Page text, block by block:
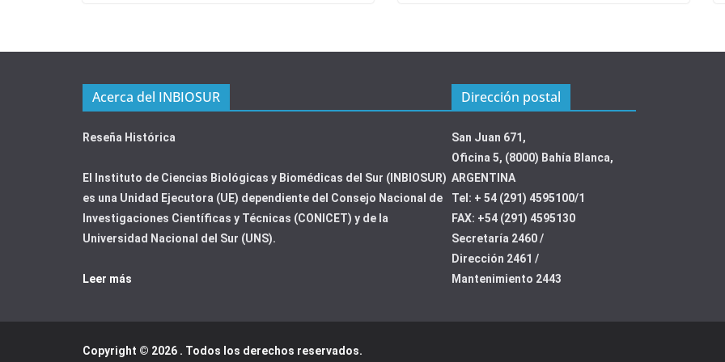
Acerca del INBIOSUR
Reseña Histórica
El Instituto de Ciencias Biológicas y Biomédicas del Sur (INBIOSUR)
es una Unidad Ejecutora (UE) dependiente del Consejo Nacional de
Investigaciones Científicas y Técnicas (CONICET) y de la
Universidad Nacional del Sur (UNS).
Leer más
Dirección postal
San Juan 671,
Oficina 5, (8000) Bahía Blanca,
ARGENTINA
Tel: + 54 (291) 4595100/1
FAX: +54 (291) 4595130
Secretaría 2460 /
Dirección 2461 /
Mantenimiento 2443
Copyright © 2026 . Todos los derechos reservados.